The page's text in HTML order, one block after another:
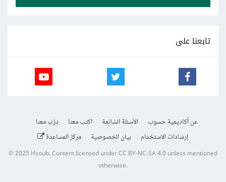
تابعنا على
عن أكاديمية حسوب الأسئلة الشائعة اكتب معنا
درّب معنا
إرشادات الاستخدام
بيان الخصوصية مركز المساعدة
© 2025Hsoub.Content licensed underCC BY-NC-SA 4.0unless mentioned
otherwise.